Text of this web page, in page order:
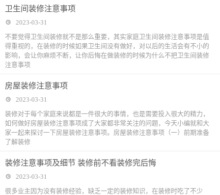
卫生间装修注意事项
2023-03-31
不要觉得卫生间装修就不是那么重要，其实家庭卫生间装修注意事项是值
得重视的，在装修的时候如果卫生间没有做好，对以后的生活会有不小的
影响，会让你麻烦不断，让你后悔在做装修的时候为什么不把卫生间装修
注意事项
房屋装修注意事项
2023-03-31
装修对于每个家庭来说都是一件很大的事情，也是需要投入很大的精力，
如何做好房屋装修注意事项成了大家都非常关注的问题，今天小编就和大
家一起来探讨一下房屋装修注意事项。房屋装修注意事项（一）前期准备
了解装修
装修注意事项及细节 装修前不看装修完后悔
2023-03-31
很多业主因为没有装修经验，缺乏一定的装修知识，在装修时吃了不少